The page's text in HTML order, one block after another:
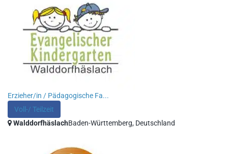
Erzieher/in / Pädagogische Fa...
Voll-/ Teilzeit
WalddorfhäslachBaden-Württemberg, Deutschland